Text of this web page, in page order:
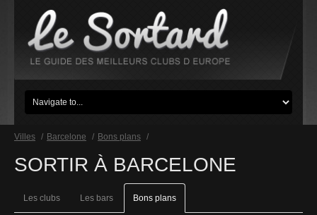
Villes / Barcelone / Bons plans /
SORTIR À BARCELONE
Les clubs Les bars Bons plans